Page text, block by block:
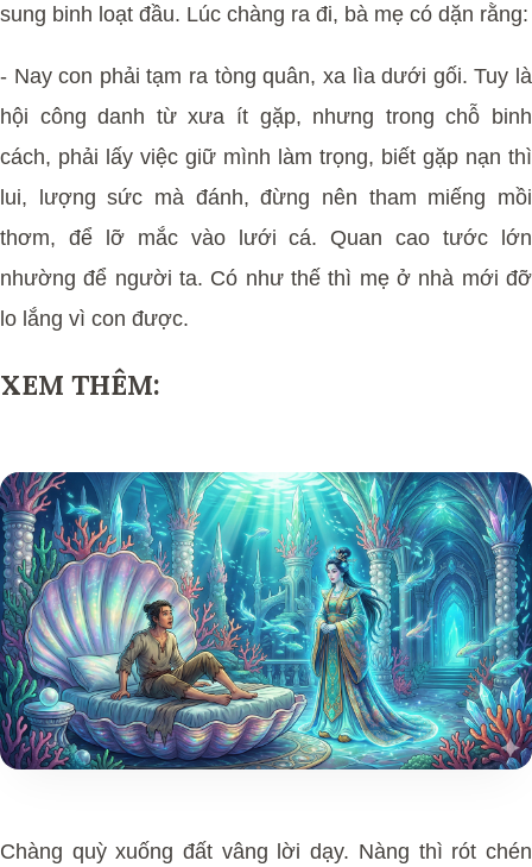
sung binh loạt đầu. Lúc chàng ra đi, bà mẹ có dặn rằng:
- Nay con phải tạm ra tòng quân, xa lìa dưới gối. Tuy là
hội công danh từ xưa ít gặp, nhưng trong chỗ binh
cách, phải lấy việc giữ mình làm trọng, biết gặp nạn thì
lui, lượng sức mà đánh, đừng nên tham miếng mồi
thơm, để lỡ mắc vào lưới cá. Quan cao tước lớn
nhường để người ta. Có như thế thì mẹ ở nhà mới đỡ
lo lắng vì con được.
XEM THÊM:
Chàng quỳ xuống đất vâng lời dạy. Nàng thì rót chén